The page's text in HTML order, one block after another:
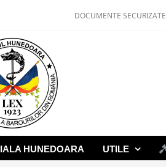
DOCUMENTE SECURIZATE
HUNEDOARA UTILE